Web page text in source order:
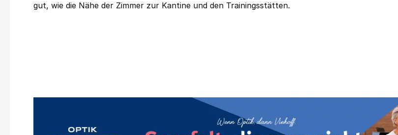
gut, wie die Nähe der Zimmer zur Kantine und den Trainingsstätten.